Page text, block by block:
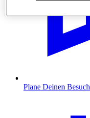
Plane Deinen Besuch